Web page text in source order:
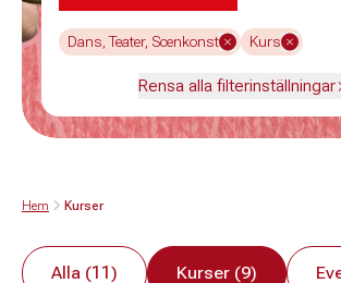
Dans, Teater, Scenkonst Kurs
Rensa alla filterinställningar
Hem Kurser
Alla (11) Kurser (9)